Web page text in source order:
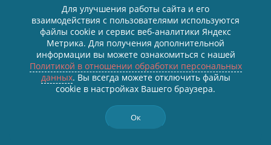
Политика в отношении обработки персональных данных
Согласие на обработку персональных данных
Все персональные данные размещены в соответствии с
Федеральным законом от 27.07.2006 №152-ФЗ «О персональных
данных», условия и запреты не установлены.
Связаться в WhatsApp
Связаться в Telegram
Для улучшения работы сайта и его
взаимодействия с пользователями используются
файлы cookie и сервис веб-аналитики Яндекс
Метрика. Для получения дополнительной
информации вы можете ознакомиться с нашей
Политикой в отношении обработки персональных
данных. Вы всегда можете отключить файлы
cookie в настройках Вашего браузера.
Ок